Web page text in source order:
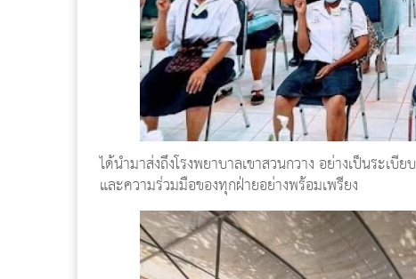
ได้นำมาส่งถึงโรงพยาบาลเขาสวนกวาง อย่างเป็นระ
และความร่วมมือของทุกฝ่ายอย่างพร้อมเพรียง